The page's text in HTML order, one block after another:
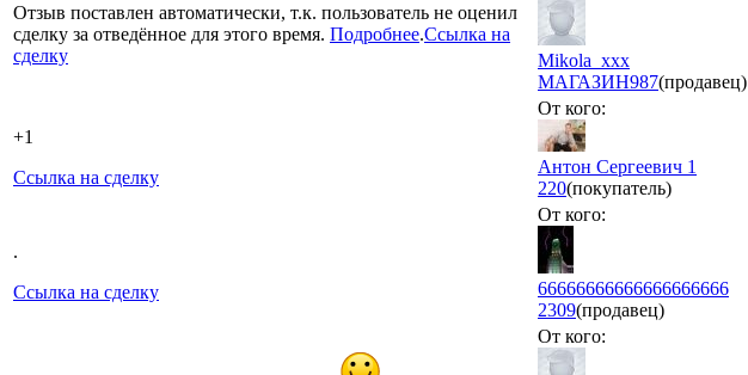
Отзыв поставлен автоматически, т.к. пользователь не оценил
сделку за отведённое для этого время. Подробнее.Ссылка на
сделку
Mikola_xxx
МАГАЗИН987(продавец)
+1
Ссылка на сделку
От кого:
Антон Сергеевич 1
220(покупатель)
.
Ссылка на сделку
От кого:
66666666666666666666
2309(продавец)
От кого: